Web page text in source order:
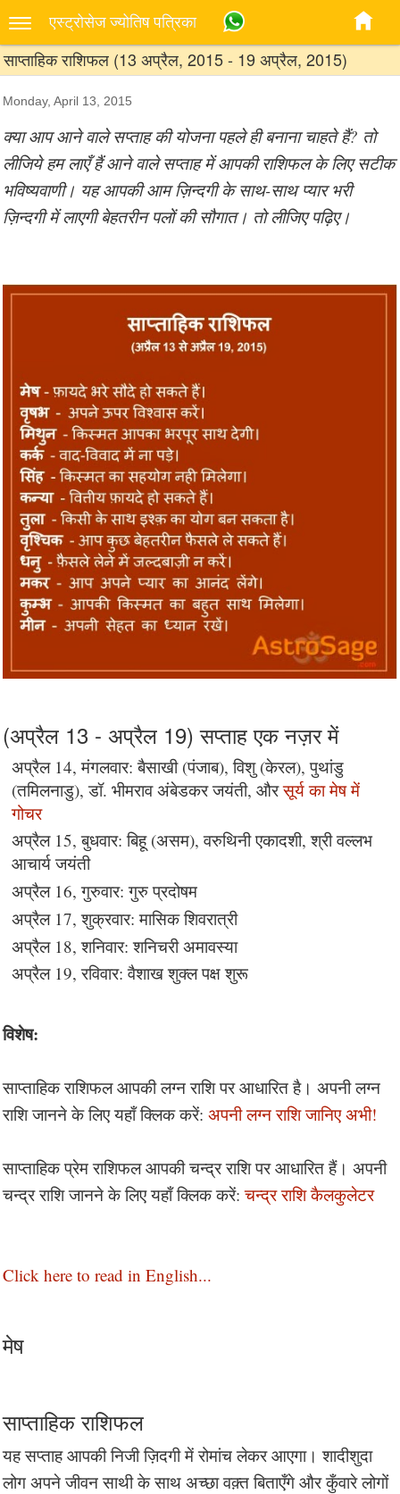
एस्‍ट्रोसेज ज्‍योतिष पत्रिका
साप्ताहिक राशिफल (13 अप्रैल, 2015 - 19 अप्रैल, 2015)
Monday, April 13, 2015
क्या आप आने वाले सप्ताह की योजना पहले ही बनाना चाहते हैं? तो
लीजिये हम लाएँ हैं आने वाले सप्ताह में आपकी राशिफल के लिए सटीक
भविष्यवाणी। यह आपकी आम ज़िन्दगी के साथ-साथ प्यार भरी
ज़िन्दगी में लाएगी बेहतरीन पलों की सौगात। तो लीजिए पढ़िए।
(अप्रैल 13 - अप्रैल 19) सप्ताह एक नज़र में
अप्रैल 14, मंगलवार: बैसाखी (पंजाब), विशु (केरल), पुथांडु
(तमिलनाडु), डॉ. भीमराव अंबेडकर जयंती, औरसूर्य का मेष में
गोचर
अप्रैल 15, बुधवार: बिहू (असम), वरुथिनी एकादशी, श्री वल्लभ
आचार्य जयंती
अप्रैल 16, गुरुवार: गुरु प्रदोषम
अप्रैल 17, शुक्रवार: मासिक शिवरात्री
अप्रैल 18, शनिवार: शनिचरी अमावस्या
अप्रैल 19, रविवार: वैशाख शुक्ल पक्ष शुरू
विशेष:
साप्ताहिक राशिफल आपकी लग्न राशि पर आधारित है। अपनी लग्न
राशि जानने के लिए यहाँ क्लिक करें: अपनी लग्न राशि जानिए अभी!
साप्ताहिक प्रेम राशिफल आपकी चन्द्र राशि पर आधारित हैं। अपनी
चन्द्र राशि जानने के लिए यहाँ क्लिक करें:चन्द्र राशि कैलकुलेटर
Click here to read in English...
मेष
साप्ताहिक राशिफल
यह सप्ताह आपकी निजी ज़िदगी में रोमांच लेकर आएगा। शादीशुदा
लोग अपने जीवन साथी के साथ अच्छा वक़्त बिताएँगे और कुँवारे लोगों